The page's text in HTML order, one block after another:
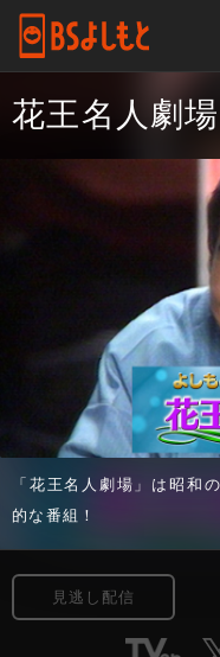
花王名人劇場
「花王名人劇場」は昭和
的な番組！
見逃し配信